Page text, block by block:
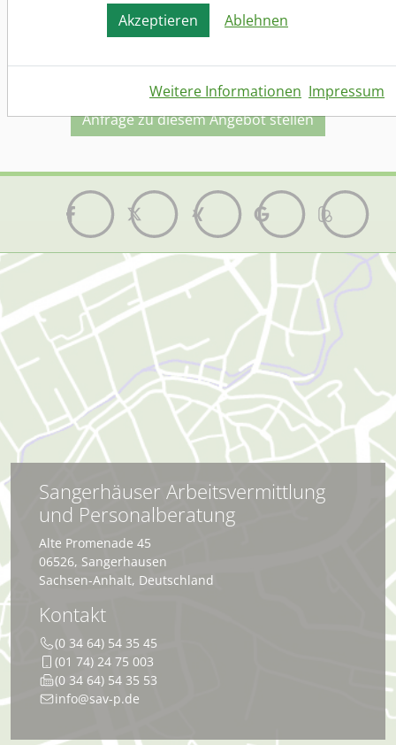
Lohnzusatz
Anfrage zu diesem Angebot stellen
Sangerhäuser Arbeitsvermittlung
und Personalberatung
Alte Promenade 45
06526, Sangerhausen
Sachsen-Anhalt, Deutschland
Kontakt
(0 34 64) 54 35 45
(01 74) 24 75 003
(0 34 64) 54 35 53
info@sav-p.de
Akzeptieren Ablehnen
Weitere Informationen Impressum